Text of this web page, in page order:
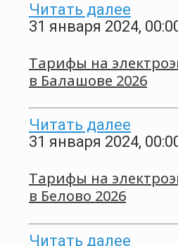
Читать далее
31 января 2024,
Тарифы на
в Балашове 2026
Читать далее
31 января 2024,
Тарифы на
в Белово 2026
Читать далее